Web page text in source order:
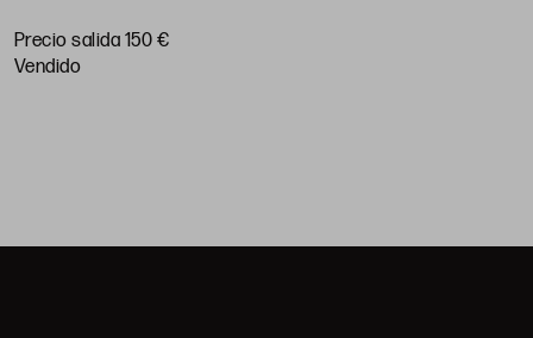
Precio salida 150 €
vendido